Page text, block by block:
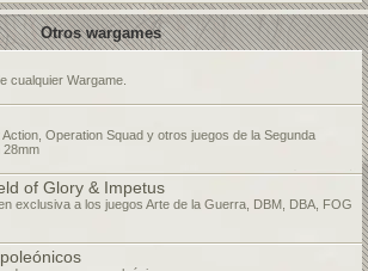
Otros wargames
cualquier Wargame.
Operation Squad y otros juegos de la Segunda
28mm
of Glory & Impetus
exclusiva a los juegos Arte de la Guerra, DBM, DBA, FOG